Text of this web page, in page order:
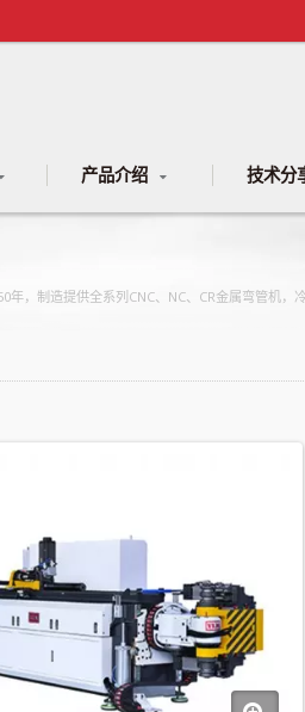
产品介绍 技术分
，制造提供全系列CNC、NC、CR金属弯管机，